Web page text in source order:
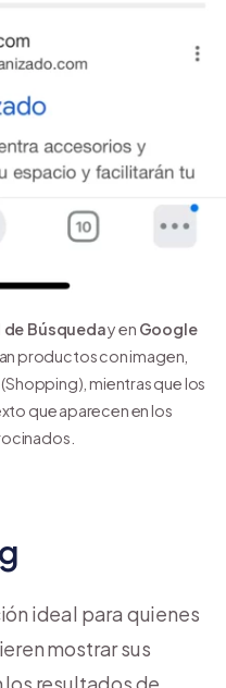
de Búsqueday en Google
productos con imagen,
mientras que los
que aparecen en los
ideal para quienes
mostrar sus